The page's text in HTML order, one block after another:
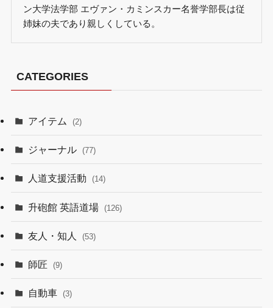
ン大学法学部 エヴァン・カミンスカー名誉学部長は従
姉妹の夫であり親しくしている。
CATEGORIES
アイテム (2)
ジャーナル (77)
人道支援活動 (14)
升砲館 英語道場 (126)
友人・知人 (53)
師匠 (9)
自動車 (3)